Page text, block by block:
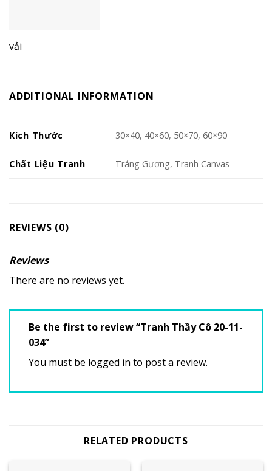
vải
ADDITIONAL INFORMATION
Kích Thước 30×40, 40×60, 50×70, 60×90
Chất Liệu Tranh Tráng Gương, Tranh Canvas
REVIEWS (0)
Reviews
There are no reviews yet.
Be the first to review “Tranh Thầy Cô 20-11-
034”
You must be logged in to post a review.
RELATED PRODUCTS